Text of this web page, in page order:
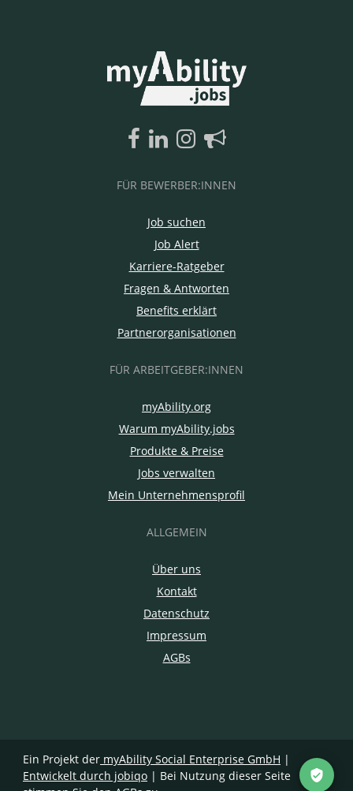
FÜR BEWERBER:INNEN
Job suchen
Job Alert
Karriere-Ratgeber
Fragen & Antworten
Benefits erklärt
Partnerorganisationen
FÜR ARBEITGEBER:INNEN
myAbility.org
Warum myAbility.jobs
Produkte & Preise
Jobs verwalten
Mein Unternehmensprofil
ALLGEMEIN
Über uns
Kontakt
Datenschutz
Impressum
AGBs
Ein Projekt der myAbility Social Enterprise GmbH |
Entwickelt durch jobiqo | Bei Nutzung dieser Seite